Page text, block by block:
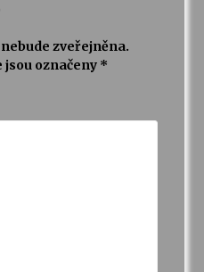
zveřejněna.
označeny *